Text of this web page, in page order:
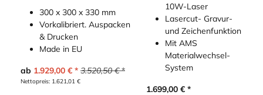
300 x 300 x 330 mm
Vorkalibriert. Auspacken
& Drucken
Made in EU
ab 1.929,00 € 3.520,50€
Nettopreis: 1.621,01 €
10W-Laser
Lasercut- Gravur-
und Zeichenfunktion
Mit AMS
Materialwechsel-
System
1.699,00€